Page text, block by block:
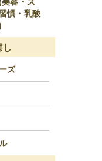
慣・乳酸
し
ズ